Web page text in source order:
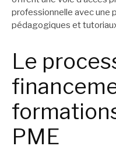
professionnelle avec une
pédagogiques et
Le
PME